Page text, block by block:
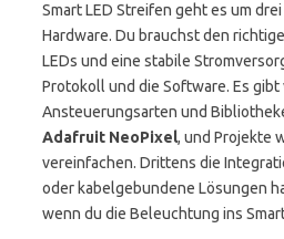
Smart LED Streifen geht es um
Hardware. Du brauchst den
LEDs und eine stabile
Protokoll und die Software. Es
Ansteuerungsarten und
Adafruit NeoPixel, und Projekte
vereinfachen. Drittens die
oder kabelgebundene Lösungen
wenn du die Beleuchtung ins